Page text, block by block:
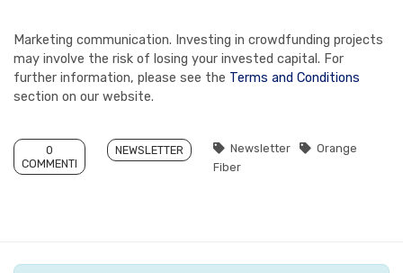
Marketing communication. Investing in crowdfunding projects
may involve the risk of losing your invested capital. For
further information, please see the Terms and Conditions
section on our website.
0
COMMENTI
NEWSLETTER Newsletter
Orange
Fiber